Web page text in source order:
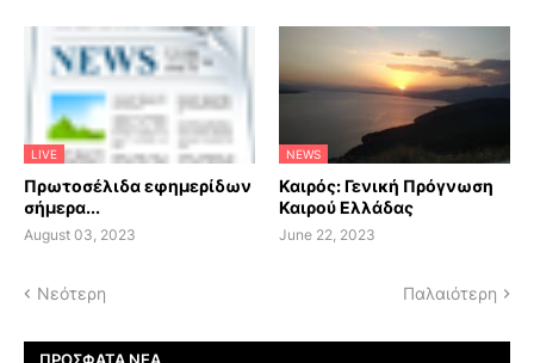
LIVE
Πρωτοσέλιδα εφημερίδων
σήμερα...
August 03, 2023
NEWS
Καιρός: Γενική Πρόγνωση
Καιρού Ελλάδας
June 22, 2023
Νεότερη Παλαιότερη
ΠΡΌΣΦΑΤΑ ΝΈΑ